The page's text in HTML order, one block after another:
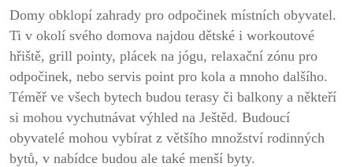
Domy obklopí zahrady pro odpočinek místních obyvatel.
Ti v okolí svého domova najdou dětské i workoutové
hřiště, grill pointy, plácek na jógu, relaxační zónu pro
odpočinek, nebo servis point pro kola a mnoho dalšího.
Téměř ve všech bytech budou terasy či balkony a někteří
si mohou vychutnávat výhled na Ještěd. Budoucí
obyvatelé mohou vybírat z většího množství rodinných
bytů, v nabídce budou ale také menší byty.